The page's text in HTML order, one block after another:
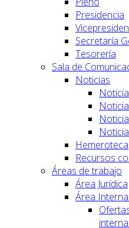
Presidencia
Secretaría
Tesorería
Sala de
Noticias
Hemeroteca
Recursos
Áreas de trabajo
Área Jurídica
Área